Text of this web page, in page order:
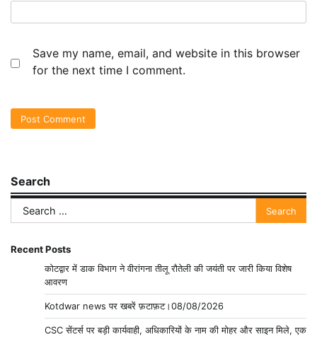
Save my name, email, and website in this browser
for the next time I comment.
Search
Search
for:
Recent Posts
कोटद्वार में डाक विभाग ने वीरांगना तीलू रौतेली की जयंती पर जारी किया विशेष
आवरण
Kotdwar news पर खबरें फ़टाफ़ट।08/08/2026
CSC सेंटर्स पर बड़ी कार्यवाही, अधिकारियों के नाम की मोहर और साइन मिले, एक